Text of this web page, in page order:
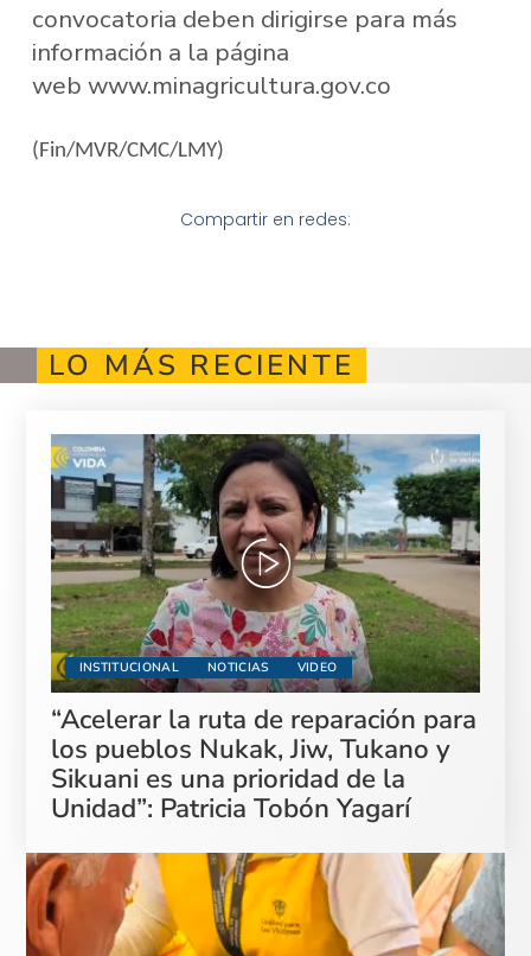
convocatoria deben dirigirse para más
información a la página
web www.minagricultura.gov.co
(Fin/MVR/CMC/LMY)
Compartir en redes:
LO MÁS RECIENTE
INSTITUCIONAL NOTICIAS VIDEO
“Acelerar la ruta de reparación para
los pueblos Nukak, Jiw, Tukano y
Sikuani es una prioridad de la
Unidad”: Patricia Tobón Yagarí